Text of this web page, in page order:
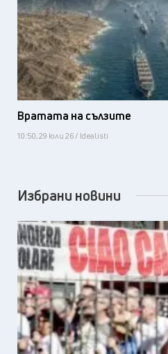
Вратата на сълзите
10:50, 29 юли 26 / Idealisti
Избрани новини